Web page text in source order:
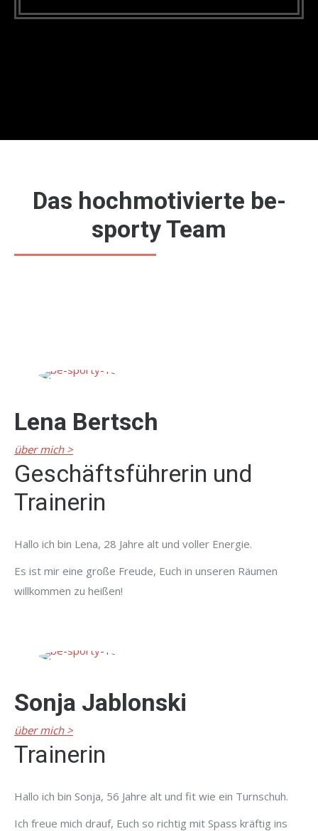
Das hochmotivierte be-
sporty Team
Lena Bertsch
über mich >
Geschäftsführerin und
Trainerin
Hallo ich bin Lena, 28 Jahre alt und voller Energie.
Es ist mir eine große Freude, Euch in unseren Räumen
willkommen zu heißen!
Sonja Jablonski
über mich >
Trainerin
Hallo ich bin Sonja, 56 Jahre alt und fit wie ein Turnschuh.
Ich freue mich drauf, Euch so richtig mit Spass kräftig ins